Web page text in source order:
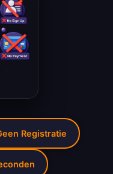
Registratie